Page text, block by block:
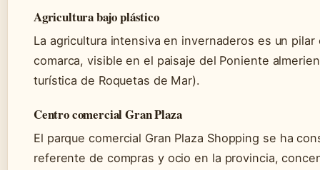
Agricultura bajo plástico
La agricultura intensiva en invernaderos es un pilar
comarca, visible en el paisaje del Poniente
turística de Roquetas de Mar).
Centro comercial Gran Plaza
El parque comercial Gran Plaza Shopping se ha
referente de compras y ocio en la provincia,